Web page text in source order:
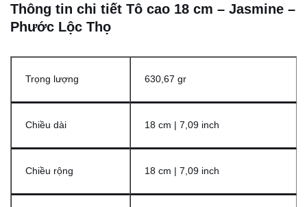
Thông tin chi tiết Tô cao 18 cm – Jasmine –
Phước Lộc Thọ
Trọng lượng 630,67 gr
Chiều dài 18 cm | 7,09 inch
Chiều rộng 18 cm | 7,09 inch